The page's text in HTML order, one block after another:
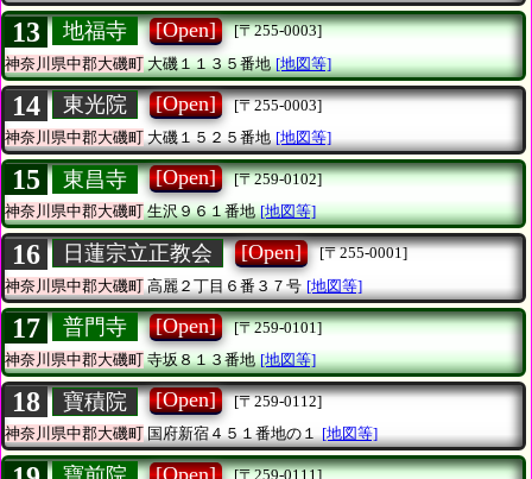
13 地福寺 [Open]
[〒255-0003]
神奈川県中郡大磯町大磯１１３５番地 [地図等]
14 東光院 [Open]
[〒255-0003]
神奈川県中郡大磯町 大磯１５２５番地 [地図等]
15 東昌寺 [Open]
[〒259-0102]
神奈川県中郡大磯町生沢９６１番地 [地図等]
16 日蓮宗立正教会 [Open]
[〒255-0001]
神奈川県中郡大磯町 高麗２丁目６番３７号 [地図等]
17 普門寺 [Open]
[〒259-0101]
神奈川県中郡大磯町寺坂８１３番地 [地図等]
18 寶積院 [Open]
[〒259-0112]
神奈川県中郡大磯町国府新宿４５１番地の１ [地図等]
[Open]
[〒259-0111]